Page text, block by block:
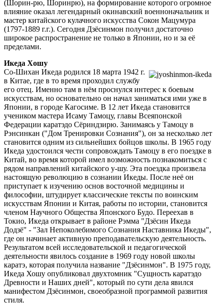
(Шорин-рю, Шоринрю), на формирование которого огромное
влияние оказал легендарный окинавский военноначальник и
мастер китайского кулачного искусства Сокон Мацумура
(1797-1889 г.г.). Сегодня Дзёсинмон получил достаточно
широкое распространение не только в Японии, но и за её
пределами.
Икеда Хошу
Со-Шихан Икеда родился 18 марта 1942 г.
в Китае, где в то время проходил службу
его отец. Именно там в нём проснулся интерес к боевым
искусствам, но основательно он начал заниматься ими уже в
Японии, в городе Кагосиме. В 12 лет Икеда становится
учеником мастера Исаму Тамоцу, главы Всеяпонской
Федерации каратэдо Сёриндзирю. Занимаясь у Тамоцу в
Рэнсинкан ("Дом Тренировки Сознания"), он за несколько лет
становится одним из сильнейших бойцов школы. В 1965 году
Икеда удостоился чести сопровождать Тамоцу в его поездке в
Китай, во время которой имел возможность познакомиться с
рядом направлений китайского у-шу. Эта поездка произвела
настоящую революцию в сознании Икеды. После неё он
приступает к изучению основ восточной медицины и
философии, штудирует классические тексты по воинским
искусствам Японии и Китая, работы по истории, становится
членом Научного Общества Японского Будо. Переехав в
Токио, Икеда открывает в районе Рэмма "Дзёсин Икеда
Додзё" - "Зал Непоколебимого Сознания Наставника Икеды",
где он начинает активную преподавательскую деятельность.
Результатом всей исследовательской и педагогической
деятельности явилось создание в 1969 году новой школы
каратэ, которая получила название "Дзёсинмон". В 1975 году,
Икеда Хошу опубликовал двухтомник "Сущность каратэдо
Древности и Наших дней", который по сути дела явился
манифестом Дзёсинмон, своеобразной программой развития
стиля.